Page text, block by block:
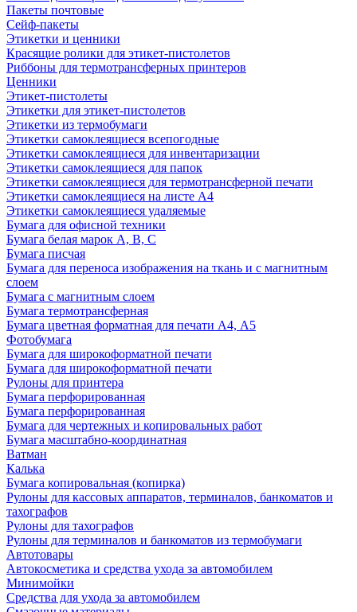
Пакеты почтовые
Сейф-пакеты
Этикетки и ценники
Красящие ролики для этикет-пистолетов
Риббоны для термотрансферных принтеров
Ценники
Этикет-пистолеты
Этикетки для этикет-пистолетов
Этикетки из термобумаги
Этикетки самоклеящиеся всепогодные
Этикетки самоклеящиеся для инвентаризации
Этикетки самоклеящиеся для папок
Этикетки самоклеящиеся для термотрансферной печати
Этикетки самоклеящиеся на листе А4
Этикетки самоклеящиеся удаляемые
Бумага для офисной техники
Бумага белая марок А, В, С
Бумага писчая
Бумага для переноса изображения на ткань и с магнитным
слоем
Бумага с магнитным слоем
Бумага термотрансферная
Бумага цветная форматная для печати А4, А5
Фотобумага
Бумага для широкоформатной печати
Бумага для широкоформатной печати
Рулоны для принтера
Бумага перфорированная
Бумага перфорированная
Бумага для чертежных и копировальных работ
Бумага масштабно-координатная
Ватман
Калька
Бумага копировальная (копирка)
Рулоны для кассовых аппаратов, терминалов, банкоматов и
тахографов
Рулоны для тахографов
Рулоны для терминалов и банкоматов из термобумаги
Автотовары
Автокосметика и средства ухода за автомобилем
Минимойки
Средства для ухода за автомобилем